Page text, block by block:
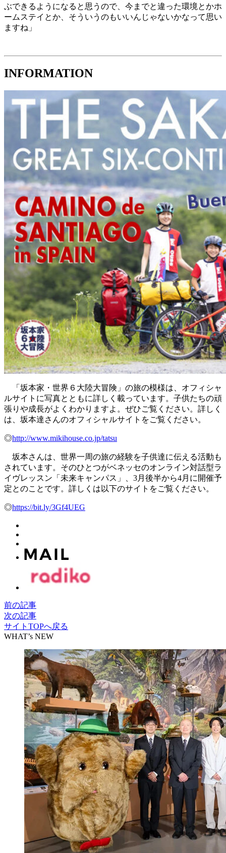
ぶできるようになると思うので、今までと違った環境とかホ
ームステイとか、そういうのもいいんじゃないかなって思い
ますね」
INFORMATION
「坂本家・世界６大陸大冒険」の旅の模様は、オフィシャ
ルサイトに写真とともに詳しく載っています。子供たちの頑
張りや成長がよくわかりますよ。ぜひご覧ください。詳しく
は、坂本達さんのオフィシャルサイトをご覧ください。
◎http://www.mikihouse.co.jp/tatsu
坂本さんは、世界一周の旅の経験を子供達に伝える活動も
されています。そのひとつがベネッセのオンライン対話型ラ
イヴレッスン「未来キャンパス」、3月後半から4月に開催予
定とのことです。詳しくは以下のサイトをご覧ください。
◎https://bit.ly/3Gf4UEG
前の記事
次の記事
サイトTOPへ戻る
WHAT’s NEW